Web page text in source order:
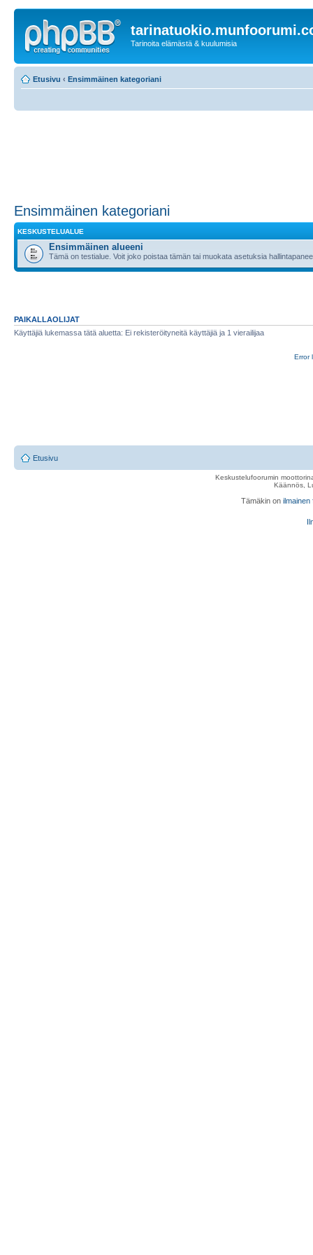
Tarinoita elämästä & kuulumisia
Etusivu ‹ Ensimmäinen kategoriani
Ensimmäinen kategoriani
KESKUSTELUALUE
Ensimmäinen alueeni
Tämä on testialue. Voit joko poistaa tämän tai muokata asetuksia
PAIKALLAOLIJAT
Käyttäjiä lukemassa tätä aluetta: Ei rekisteröityneitä käyttäjiä ja 1 vierailijaa
Error
Etusivu
Keskustelufoorumin
Käännös,
Tämäkin on ilmainen